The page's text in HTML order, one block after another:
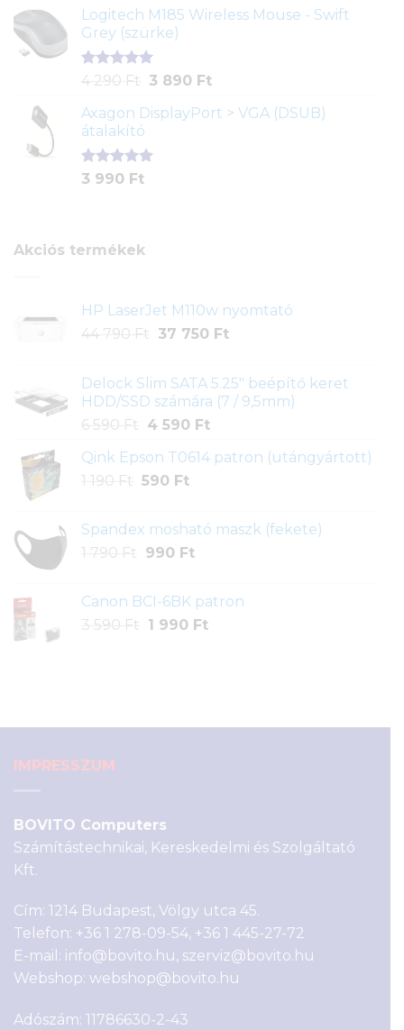
5-ből,
értékelés
alapján
Logitech M185 Wireless Mouse - Swift
Grey (szürke)
Értékelés
ből,
1
értékelés
alapján
4 290 Ft
Original
was:
290 Ft.
3 890 FtCurrent
is:
Axagon DisplayPort > VGA (DSUB)
átalakító
Értékelés
1
3 990 Ft
Akciós termékek
HP LaserJet M110w nyomtató
44 790 Ft
Original
44
790 Ft.
37 750 FtCurrent
37
750 Ft.
Delock Slim SATA 5.25" beépítő keret
HDD/SSD számára (7 / 9,5mm)
6 590 Ft
Original
was:
6
4 590 FtCurrent
is:
Qink Epson T0614 patron (utángyártott)
1 190 Ft Original
1
190 Ft.
590 FtCurrent
590 Ft.
Spandex mosható maszk (fekete)
1 790 Ft
Original
1
790 Ft.
990 FtCurrent
990 Ft.
Canon BCI-6BK patron
3 590 Ft
Original
1 990 FtCurrent
IMPRESSZUM
BOVITO Computers
Számítástechnikai, Kereskedelmi és Szolgáltató
Kft.
Cím: 1214 Budapest, Völgy utca 45.
Telefon: +36 1 278-09-54, +36 1 445-27-72
E-mail: info@bovito.hu, szerviz@bovito.hu
Webshop: webshop@bovito.hu
Adószám: 11786630-2-43